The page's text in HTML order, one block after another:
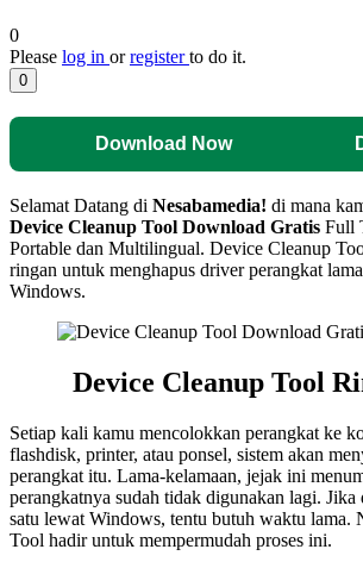
0
Please log in orregisterto do it.
0
Download Now
Selamat Datang di Nesabamedia! di mana
Device Cleanup Tool Download Gratis Full
Portable dan Multilingual. Device Cleanup
ringan untuk menghapus driver perangkat
Windows.
Device Cleanup Tool
Setiap kali kamu mencolokkan perangkat ke
flashdisk, printer, atau ponsel, sistem akan
perangkat itu. Lama-kelamaan, jejak ini
perangkatnya sudah tidak digunakan lagi. Jika
satu lewat Windows, tentu butuh waktu lama.
Tool hadir untuk mempermudah proses ini.